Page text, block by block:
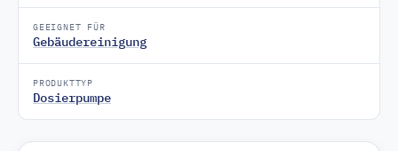
GEEIGNET FÜR
Gebäudereinigung
PRODUKTTYP
Dosierpumpe